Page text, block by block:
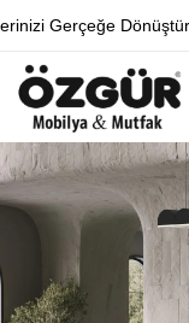
Fabrika Satış Mağazası